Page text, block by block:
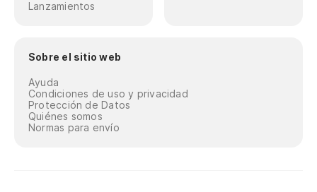
Lanzamientos
Sobre el sitio web
Ayuda
Condiciones de uso y privacidad
Protección de Datos
Quiénes somos
Normas para envío